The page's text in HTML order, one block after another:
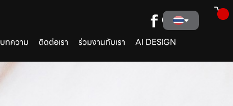
บทความ ติดต่อเรา ร่วมงานกับเรา AI DESIGN